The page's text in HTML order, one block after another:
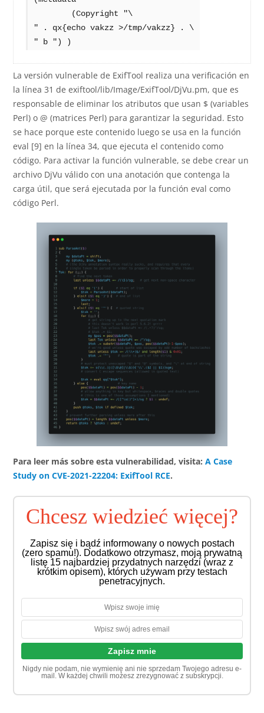
" . qx{echo vakzz >/tmp/vakzz} . \
" b ") )
La versión vulnerable de ExifTool realiza una verificación en
la línea 31 de exiftool/lib/Image/ExifTool/DjVu.pm, que es
responsable de eliminar los atributos que usan $ (variables
Perl) o @ (matrices Perl) para garantizar la seguridad. Esto
se hace porque este contenido luego se usa en la función
eval [9] en la línea 34, que ejecuta el contenido como
código. Para activar la función vulnerable, se debe crear un
archivo DjVu válido con una anotación que contenga la
carga útil, que será ejecutada por la función eval como
código Perl.
Para leer más sobre esta vulnerabilidad, visita: A Case
Study on CVE-2021-22204: ExifTool RCE.
Chcesz wiedzieć więcej?
Zapisz się i bądź informowany o nowych postach
(zero spamu!). Dodatkowo otrzymasz, moją prywatną
listę 15 najbardziej przydatnych narzędzi (wraz z
krótkim opisem), których używam przy testach
penetracyjnych.
Nigdy nie podam, nie wymienię ani nie sprzedam Twojego adresu e-
mail. W każdej chwili możesz zrezygnować z subskrypcji.